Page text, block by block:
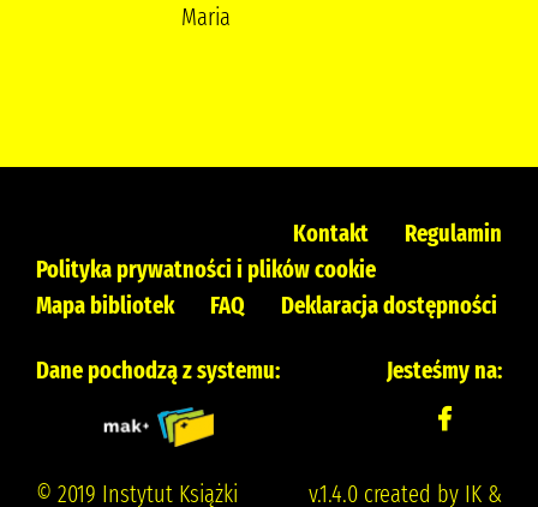
Maria
Kontakt
Regulamin
Polityka prywatności i plików cookie
Mapa bibliotek
FAQ Deklaracja dostępności
Dane pochodzą z systemu: Jesteśmy na:
© 2019 Instytut Książki v.1.4.0 created by IK &